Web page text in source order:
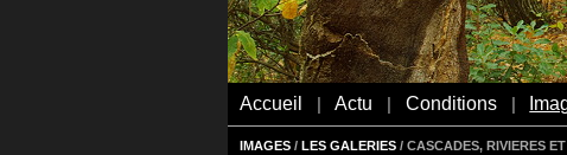
Accueil Actu Conditions
IMAGES / LES GALERIES / CASCADES, RIVIERES